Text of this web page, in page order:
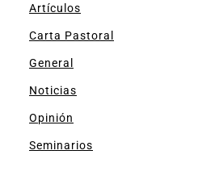
Artículos
Carta Pastoral
General
Noticias
Opinión
Seminarios